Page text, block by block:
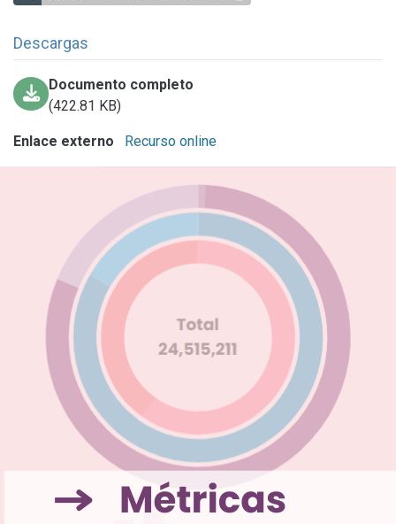
Descargas
Documento completo
(422.81 KB)
Enlace externo Recurso online